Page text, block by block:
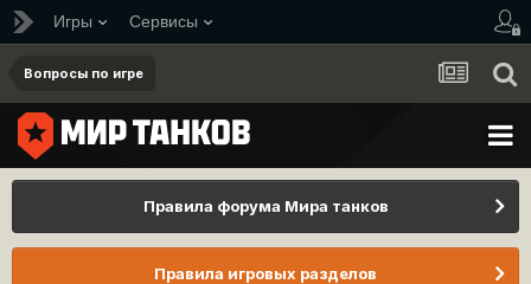
Игры Сервисы
Вопросы по игре
Правила форума Мира танков
Правила игровых разделов